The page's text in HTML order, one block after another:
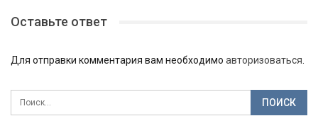
Оставьте ответ
Для отправки комментария вам необходимо авторизоваться.